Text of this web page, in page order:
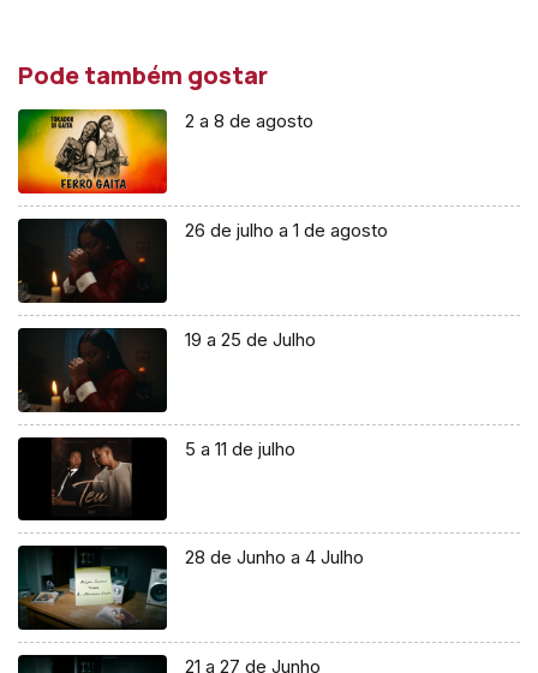
Pode também gostar
2 a 8 de agosto
26 de julho a 1 de agosto
19 a 25 de Julho
5 a 11 de julho
28 de Junho a 4 Julho
21 a 27 de Junho